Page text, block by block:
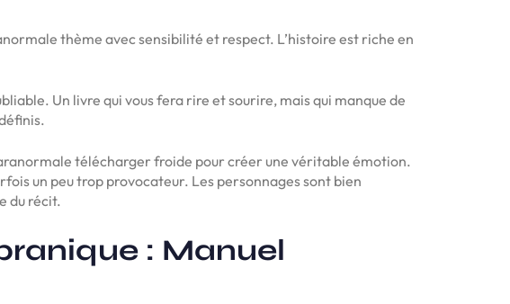
thème avec sensibilité et respect. L’histoire est riche en
Un livre qui vous fera rire et sourire, mais qui manque de
télécharger froide pour créer une véritable émotion.
un peu trop provocateur. Les personnages sont bien
du récit.
: Manuel